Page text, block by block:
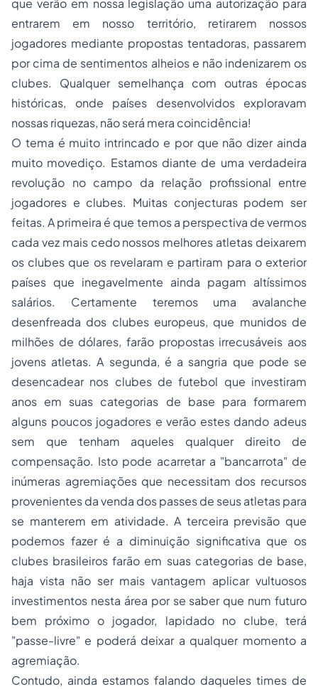
que verão em nossa legislação uma autorização para
entrarem em nosso território, retirarem nossos
jogadores mediante propostas tentadoras, passarem
por cima de sentimentos alheios e não indenizarem os
clubes. Qualquer semelhança com outras épocas
históricas, onde países desenvolvidos exploravam
nossas riquezas, não será mera coincidência!
O tema é muito intrincado e por que não dizer ainda
muito movediço. Estamos diante de uma verdadeira
revolução no campo da relação profissional entre
jogadores e clubes. Muitas conjecturas podem ser
feitas. A primeira é que temos a perspectiva de vermos
cada vez mais cedo nossos melhores atletas deixarem
os clubes que os revelaram e partiram para o exterior
países que inegavelmente ainda pagam altíssimos
salários. Certamente teremos uma avalanche
desenfreada dos clubes europeus, que munidos de
milhões de dólares, farão propostas irrecusáveis aos
jovens atletas. A segunda, é a sangria que pode se
desencadear nos clubes de futebol que investiram
anos em suas categorias de base para formarem
alguns poucos jogadores e verão estes dando adeus
sem que tenham aqueles qualquer direito de
compensação. Isto pode acarretar a "bancarrota" de
inúmeras agremiações que necessitam dos recursos
provenientes da venda dos passes de seus atletas para
se manterem em atividade. A terceira previsão que
podemos fazer é a diminuição significativa que os
clubes brasileiros farão em suas categorias de base,
haja vista não ser mais vantagem aplicar vultuosos
investimentos nesta área por se saber que num futuro
bem próximo o jogador, lapidado no clube, terá
"passe-livre" e poderá deixar a qualquer momento a
agremiação.
Contudo, ainda estamos falando daqueles times de